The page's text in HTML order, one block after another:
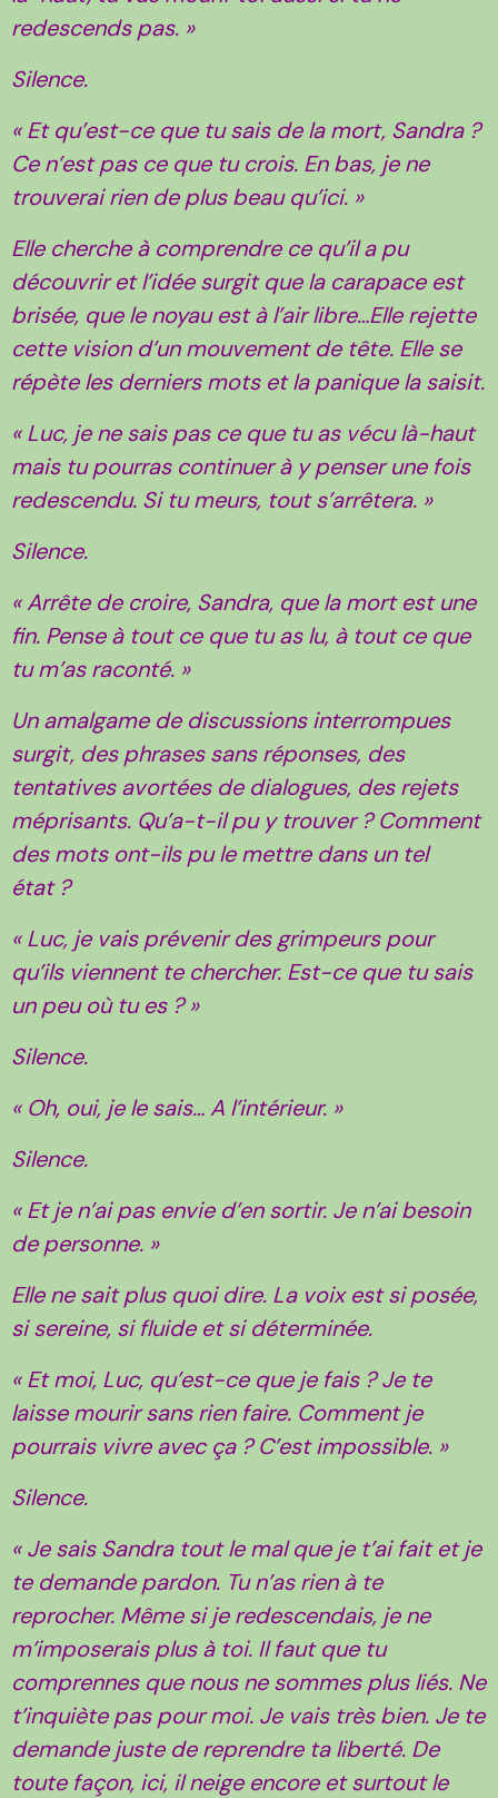
redescends pas. »
Silence.
« Et qu’est-ce que tu sais de la mort, Sandra ?
Ce n’est pas ce que tu crois. En bas, je ne
trouverai rien de plus beau qu’ici. »
Elle cherche à comprendre ce qu’il a pu
découvrir et l’idée surgit que la carapace est
brisée, que le noyau est à l’air libre…Elle rejette
cette vision d’un mouvement de tête. Elle se
répète les derniers mots et la panique la saisit.
« Luc, je ne sais pas ce que tu as vécu là-haut
mais tu pourras continuer à y penser une fois
redescendu. Si tu meurs, tout s’arrêtera. »
Silence.
« Arrête de croire, Sandra, que la mort est une
fin. Pense à tout ce que tu as lu, à tout ce que
tu m’as raconté. »
Un amalgame de discussions interrompues
surgit, des phrases sans réponses, des
tentatives avortées de dialogues, des rejets
méprisants. Qu’a-t-il pu y trouver ? Comment
des mots ont-ils pu le mettre dans un tel
état ?
« Luc, je vais prévenir des grimpeurs pour
qu’ils viennent te chercher. Est-ce que tu sais
un peu où tu es ? »
Silence.
« Oh, oui, je le sais… A l’intérieur. »
Silence.
« Et je n’ai pas envie d’en sortir. Je n’ai besoin
de personne. »
Elle ne sait plus quoi dire. La voix est si posée,
si sereine, si fluide et si déterminée.
« Et moi, Luc, qu’est-ce que je fais ? Je te
laisse mourir sans rien faire. Comment je
pourrais vivre avec ça ? C’est impossible. »
Silence.
« Je sais Sandra tout le mal que je t’ai fait et je
te demande pardon. Tu n’as rien à te
reprocher. Même si je redescendais, je ne
m’imposerais plus à toi. Il faut que tu
comprennes que nous ne sommes plus liés. Ne
t’inquiète pas pour moi. Je vais très bien. Je te
demande juste de reprendre ta liberté. De
toute façon, ici, il neige encore et surtout le